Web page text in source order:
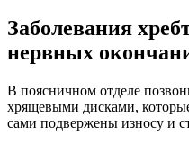
Заболевания
нервных
В поясничном отделе
хрящевыми дисками,
сами подвержены износу и